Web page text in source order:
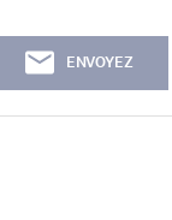
ENVOYEZ